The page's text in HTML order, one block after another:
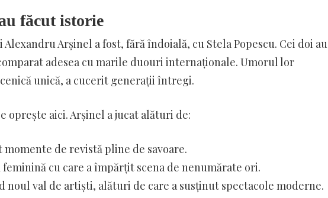
făcut istorie
Arșinel a fost, fără îndoială, cu Stela Popescu. Cei doi au
adesea cu marile duouri internaționale. Umorul lor
unică, a cucerit generații întregi.
oprește aici. Arșinel a jucat alături de:
momente de revistă pline de savoare.
cu care a împărțit scena de nenumărate ori.
noul val de artiști, alături de care a susținut spectacole moderne.